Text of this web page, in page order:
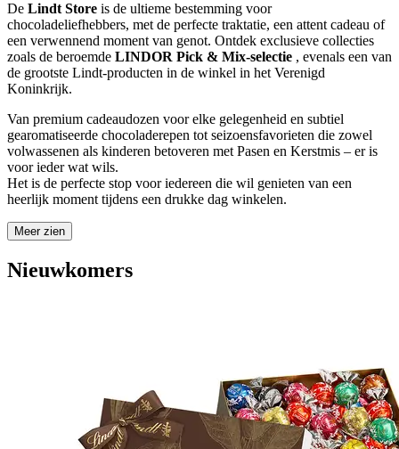
De Lindt Store is de ultieme bestemming voor
chocoladeliefhebbers, met de perfecte traktatie, een attent cadeau of
een verwennend moment van genot. Ontdek exclusieve collecties
zoals de beroemde LINDOR Pick & Mix-selectie , evenals een van
de grootste Lindt-producten in de winkel in het Verenigd
Koninkrijk.
Van premium cadeaudozen voor elke gelegenheid en subtiel
gearomatiseerde chocoladerepen tot seizoensfavorieten die zowel
volwassenen als kinderen betoveren met Pasen en Kerstmis – er is
voor ieder wat wils.
Het is de perfecte stop voor iedereen die wil genieten van een
heerlijk moment tijdens een drukke dag winkelen.
Meer zien
Nieuwkomers